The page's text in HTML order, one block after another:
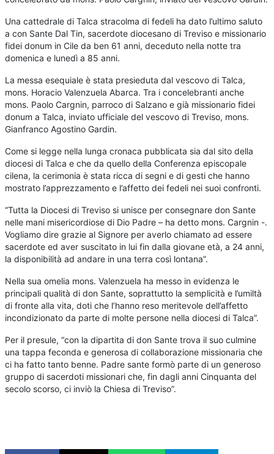
Una cattedrale di Talca stracolma di fedeli ha dato l’ultimo saluto
a con Sante Dal Tin, sacerdote diocesano di Treviso e missionario
fidei donum in Cile da ben 61 anni, deceduto nella notte tra
domenica e lunedì a 85 anni.
La messa esequiale è stata presieduta dal vescovo di Talca,
mons. Horacio Valenzuela Abarca. Tra i concelebranti anche
mons. Paolo Cargnin, parroco di Salzano e già missionario fidei
donum a Talca, inviato ufficiale del vescovo di Treviso, mons.
Gianfranco Agostino Gardin.
Come si legge nella lunga cronaca pubblicata sia dal sito della
diocesi di Talca e che da quello della Conferenza episcopale
cilena, la cerimonia è stata ricca di segni e di gesti che hanno
mostrato l’apprezzamento e l’affetto dei fedeli nei suoi confronti.
“Tutta la Diocesi di Treviso si unisce per consegnare don Sante
nelle mani misericordiose di Dio Padre – ha detto mons. Cargnin -.
Vogliamo dire grazie al Signore per averlo chiamato ad essere
sacerdote ed aver suscitato in lui fin dalla giovane età, a 24 anni,
la disponibilità ad andare in una terra così lontana”.
Nella sua omelia mons. Valenzuela ha messo in evidenza le
principali qualità di don Sante, soprattutto la semplicità e l’umiltà
di fronte alla vita, doti che l’hanno reso meritevole dell’affetto
incondizionato da parte di molte persone nella diocesi di Talca”.
Per il presule, “con la dipartita di don Sante trova il suo culmine
una tappa feconda e generosa di collaborazione missionaria che
ci ha fatto tanto benne. Padre sante formò parte di un generoso
gruppo di sacerdoti missionari che, fin dagli anni Cinquanta del
secolo scorso, ci inviò la Chiesa di Treviso”.